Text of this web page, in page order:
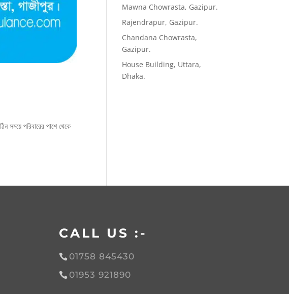
সময়ে পরিবারের পাশে থেকে
Mawna Chowrasta, Gazipur.
Rajendrapur, Gazipur.
Chandana Chowrasta,
Gazipur.
House Building, Uttara,
Dhaka.
CALL US :-
01758 845430
01953 921890